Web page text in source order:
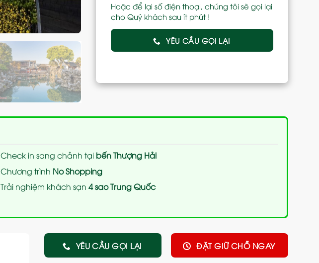
Hoặc để lại số điện thoại, chúng tôi sẽ gọi lại
cho Quý khách sau ít phút !
YÊU CẦU GỌI LẠI
Check in sang chảnh tại bến Thượng Hải
Chương trình No Shopping
Trải nghiệm khách sạn 4 sao Trung Quốc
YÊU CẦU GỌI LẠI ĐẶT GIỮ CHỖ NGAY